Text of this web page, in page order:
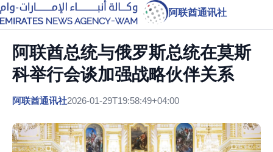
阿联酋通讯社
阿联酋总统与俄罗斯总统在莫斯
科举行会谈加强战略伙伴关系
阿联酋通讯社2026-01-29T19:58:49+04:00